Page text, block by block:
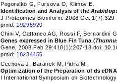
Pogorelko G, Fursova O, Klimov E.
Identification and Analysis of the
J Proteomics Bioinform. 2008
pmid: 19295920
Chini V, Cattaneo AG, Rossi F, Bernardini
Genes expressed in Blue Fin Tuna (
Gene. 2008 Feb 29;410(1):207-13 doi:
pmid:18234455
Cechova J, Baranek M, Pidra M.
Optimization of the Preparation of ds
I International Symposium on